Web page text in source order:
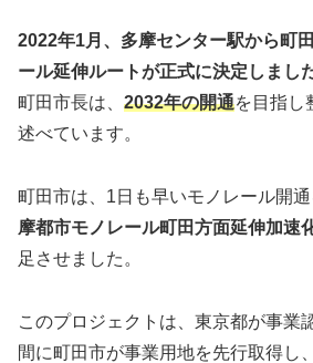
2022年1月、多摩センター駅から町
ール延伸ルートが正式に決定しました
町田市長は、 2032年の開通を目指し
述べています。
町田市は、1日も早いモノレール開通
摩都市モノレール町田方面延伸加速
足させました。
このプロジェクトは、東京都が事業
間に町田市が事業用地を先行取得し